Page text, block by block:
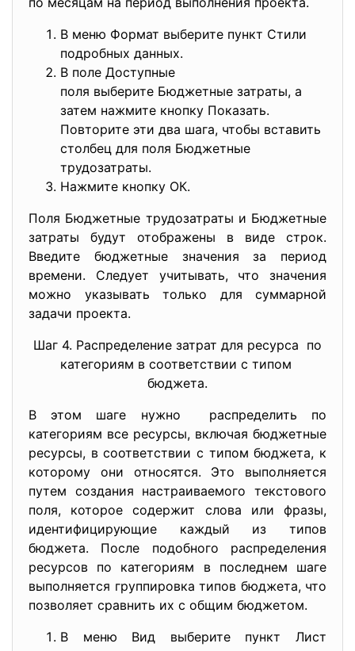
В меню Формат выберите пункт Стили
подробных данных.
В поле Доступные
поля выберите Бюджетные затраты, а
затем нажмите кнопку Показать.
Повторите эти два шага, чтобы вставить
столбец для поля Бюджетные
трудозатраты.
Нажмите кнопку ОК.
Поля Бюджетные трудозатраты и Бюджетные
затраты будут отображены в виде строк.
Введите бюджетные значения за период
времени. Следует учитывать, что значения
можно указывать только для суммарной
задачи проекта.
Шаг 4. Распределение затрат для ресурса по
категориям в соответствии с типом
бюджета.
В этом шаге нужно распределить по
категориям все ресурсы, включая бюджетные
ресурсы, в соответствии с типом бюджета, к
которому они относятся. Это выполняется
путем создания настраиваемого текстового
поля, которое содержит слова или фразы,
идентифицирующие каждый из типов
бюджета. После подобного распределения
ресурсов по категориям в последнем шаге
выполняется группировка типов бюджета, что
позволяет сравнить их с общим бюджетом.
В меню Вид выберите пункт Лист